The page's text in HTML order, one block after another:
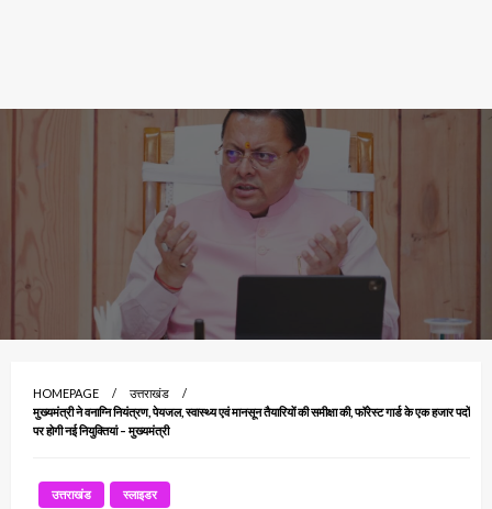
HOMEPAGE
उत्तराखंड
मुख्यमंत्री ने वनाग्नि नियंत्रण, पेयजल, स्वास्थ्य एवं मानसून तैयारियों की समीक्षा की, फॉरेस्ट गार्ड के एक हजार पदों
पर होगी नई नियुक्तियां – मुख्यमंत्री
उत्तराखंड स्लाइडर